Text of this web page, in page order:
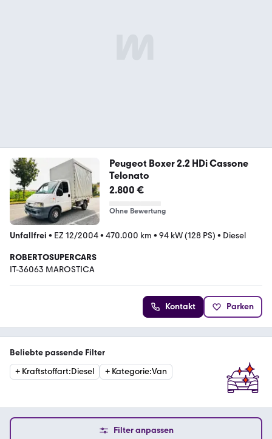
Peugeot Boxer 2.2 HDi Cassone
Telonato
2.800 €
Ohne Bewertung
Unfallfrei • EZ 12/2004• 470.000 km • 94 kW (128 PS) • Diesel
ROBERTOSUPERCARS
IT-36063 MAROSTICA
Kontakt Parken
Beliebte passende Filter
+ Kraftstoffart:Diesel + Kategorie:Van
Filter anpassen